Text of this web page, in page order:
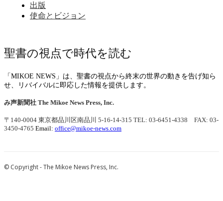
出版
使命とビジョン
聖書の視点で時代を読む
「MIKOE NEWS」は、聖書の視点から終末の世界の動きを告げ知ら
せ、リバイバルに即応した情報を提供します。
み声新聞社 The Mikoe News Press, Inc.
〒140-0004 東京都品川区南品川 5-16-14-315 TEL: 03-6451-4338 FAX: 03-
3450-4765 Email: office@mikoe-news.com
© Copyright - The Mikoe News Press, Inc.